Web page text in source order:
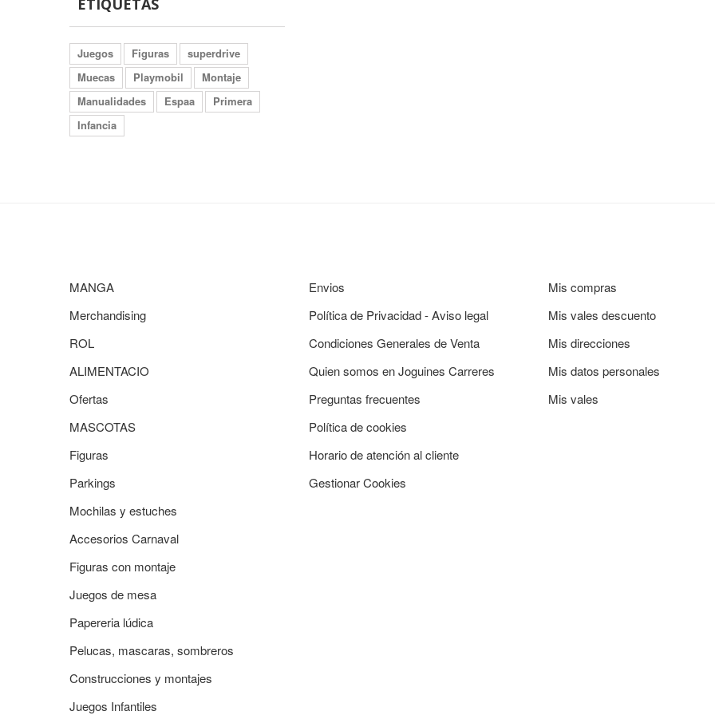
ETIQUETAS
Juegos Figuras
superdrive
Muecas
Playmobil
Montaje
Manualidades
Espaa
Primera
Infancia
MANGA
Merchandising
ROL
ALIMENTACIO
Ofertas
MASCOTAS
Figuras
Parkings
Mochilas y estuches
Accesorios Carnaval
Figuras con montaje
Juegos de mesa
Papereria lúdica
Pelucas, mascaras, sombreros
Construcciones y montajes
Juegos Infantiles
Envios
Política de Privacidad - Aviso legal
Condiciones Generales de Venta
Quien somos en Joguines Carreres
Preguntas frecuentes
Política de cookies
Horario de atención al cliente
Gestionar Cookies
Mis compras
Mis vales descuento
Mis direcciones
Mis datos personales
Mis vales